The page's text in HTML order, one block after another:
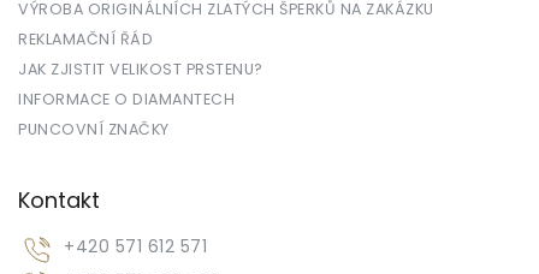
VÝROBA ORIGINÁLNÍCH ZLATÝCH ŠPERKŮ NA ZAKÁZKU
REKLAMAČNÍ ŘÁD
JAK ZJISTIT VELIKOST PRSTENU?
INFORMACE O DIAMANTECH
PUNCOVNÍ ZNAČKY
Kontakt
+420 571 612 571